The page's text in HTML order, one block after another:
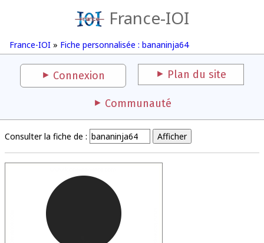
France-IOI
France-IOI » Fiche personnalisée : bananinja64
Connexion Plan du site
Communauté
Consulter la fiche de :